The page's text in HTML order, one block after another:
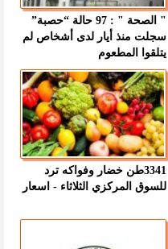
" الصحة " : 97 حالة “حصبة”
سجلت منذ أيار لدى أشخاص لم
يتلقوا المطعوم
3341طن خضار وفواكه ترد
للسوق المركزي الثلاثاء - اسعار